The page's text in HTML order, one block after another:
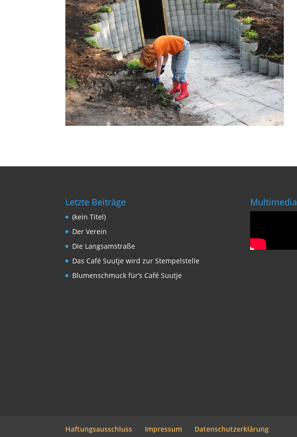
Letzte Beiträge
(kein Titel)
Der Verein
Die Langsamstraße
Das Café Suutje wird zur Stempelstelle
Blumenschmuck für‘s Café Suutje
Multimedia
Haftungsausschluss Impressum Datenschutzerklärung